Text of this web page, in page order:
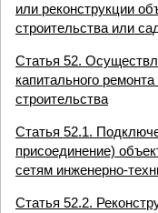
или реконструкции
строительства или
Статья 52.
капитального
строительства
Статья 52.1.
присоединение)
сетям инженерно-
Статья 52.2.